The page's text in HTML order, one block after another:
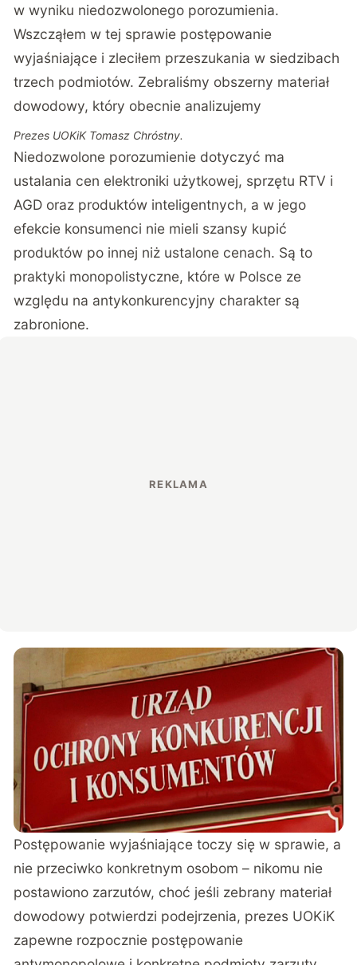
w wyniku niedozwolonego porozumienia.
Wszcząłem w tej sprawie postępowanie
wyjaśniające i zleciłem przeszukania w siedzibach
trzech podmiotów. Zebraliśmy obszerny materiał
dowodowy, który obecnie analizujemy
Prezes UOKiK Tomasz Chróstny.
Niedozwolone porozumienie dotyczyć ma
ustalania cen elektroniki użytkowej, sprzętu RTV i
AGD oraz produktów inteligentnych, a w jego
efekcie konsumenci nie mieli szansy kupić
produktów po innej niż ustalone cenach. Są to
praktyki monopolistyczne, które w Polsce ze
względu na antykonkurencyjny charakter są
zabronione.
Postępowanie wyjaśniające toczy się w sprawie, a
nie przeciwko konkretnym osobom – nikomu nie
postawiono zarzutów, choć jeśli zebrany materiał
dowodowy potwierdzi podejrzenia, prezes UOKiK
zapewne rozpocznie postępowanie